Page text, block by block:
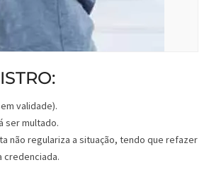
validade).
ser multado.
não regulariza a situação, tendo que refazer
credenciada.